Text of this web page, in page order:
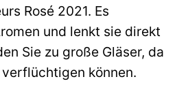
Rosé 2021. Es
und lenkt sie direkt
Sie zu große Gläser, da
können.